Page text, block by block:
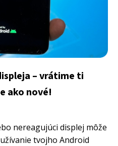
– vrátime ti
ako nové!
nereagujúci displej môže
tvojho Android